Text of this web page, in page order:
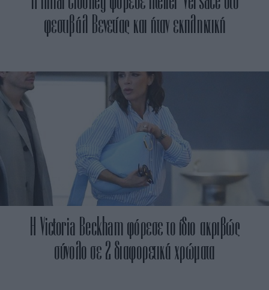
φεστιβάλ Βενετίας και ήταν εκπληκτική
H Victoria Beckham φόρεσε το ίδιο ακριβώς
σύνολο σε 2 διαφορετικά χρώματα